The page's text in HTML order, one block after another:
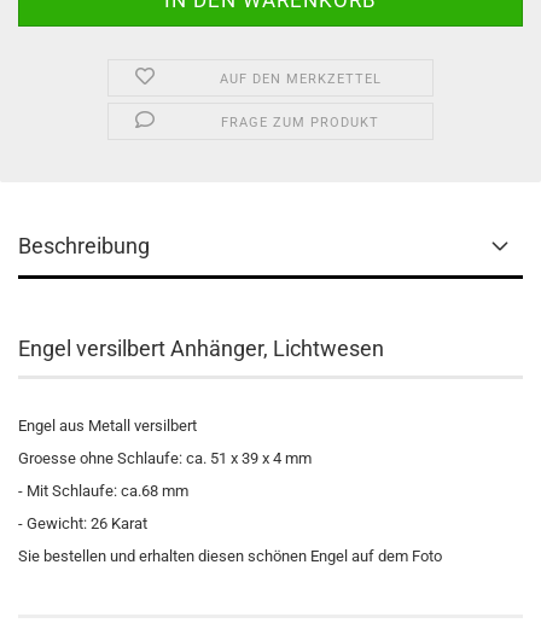
AUF DEN MERKZETTEL
FRAGE ZUM PRODUKT
Beschreibung
Engel versilbert Anhänger, Lichtwesen
Engel aus Metall versilbert
Groesse ohne Schlaufe: ca. 51 x 39 x 4 mm
- Mit Schlaufe: ca.68 mm
- Gewicht: 26 Karat
Sie bestellen und erhalten diesen schönen Engel auf dem Foto